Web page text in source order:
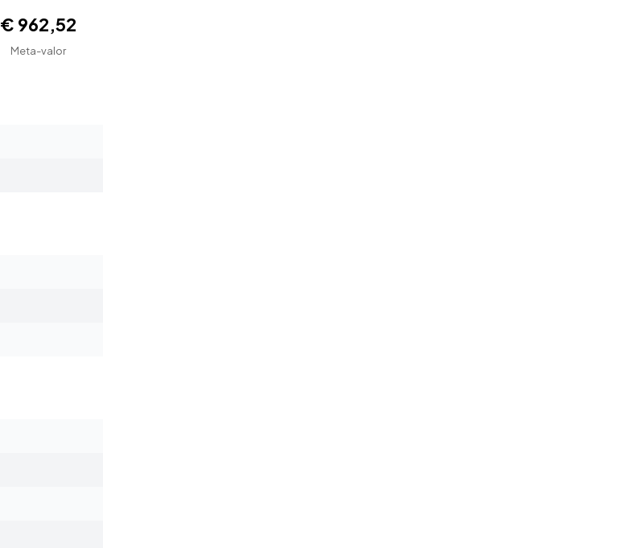
€ 962,52
Meta-valor